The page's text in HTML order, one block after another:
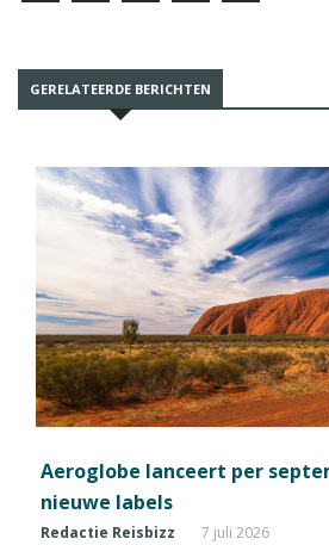
GERELATEERDE BERICHTEN
Aeroglobe lanceert per
nieuwe labels
Redactie Reisbizz 7 juli 2026